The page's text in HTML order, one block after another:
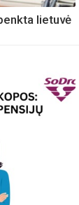
lietuvė